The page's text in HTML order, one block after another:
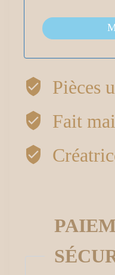
Pièces
Fait